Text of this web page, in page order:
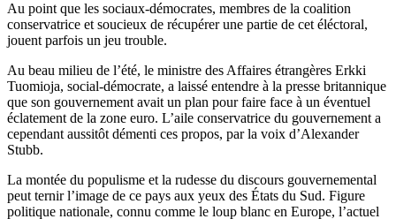
Au point que les sociaux-démocrates, membres de la coalition
conservatrice et soucieux de récupérer une partie de cet éléctoral,
jouent parfois un jeu trouble.
Au beau milieu de l’été, le ministre des Affaires étrangères Erkki
Tuomioja, social-démocrate, a laissé entendre à la presse britannique
que son gouvernement avait un plan pour faire face à un éventuel
éclatement de la zone euro. L’aile conservatrice du gouvernement a
cependant aussitôt démenti ces propos, par la voix d’Alexander
Stubb.
La montée du populisme et la rudesse du discours gouvernemental
peut ternir l’image de ce pays aux yeux des États du Sud. Figure
politique nationale, connu comme le loup blanc en Europe, l’actuel